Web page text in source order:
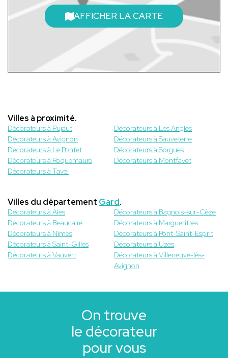
AFFICHER LA CARTE
Villes à proximité.
Décorateurs à Pujaut
Décorateurs à Les Angles
Décorateurs à Avignon
Décorateurs à Sauveterre
Décorateurs à Le Pontet
Décorateurs à Sorgues
Décorateurs à Roquemaure
Décorateurs à Montfavet
Décorateurs à Tavel
Villes du département Gard.
Décorateurs à Alès
Décorateurs à Bagnols-sur-Cèze
Décorateurs à Beaucaire
Décorateurs à Marguerittes
Décorateurs à Nîmes
Décorateurs à Pont-Saint-Esprit
Décorateurs à Saint-Gilles
Décorateurs à Uzès
Décorateurs à Vauvert
Décorateurs à Villeneuve-lès-
Avignon
On trouve
le décorateur
pour vous